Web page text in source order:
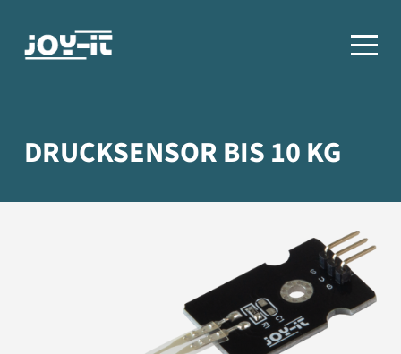
DRUCKSENSOR BIS 10 KG